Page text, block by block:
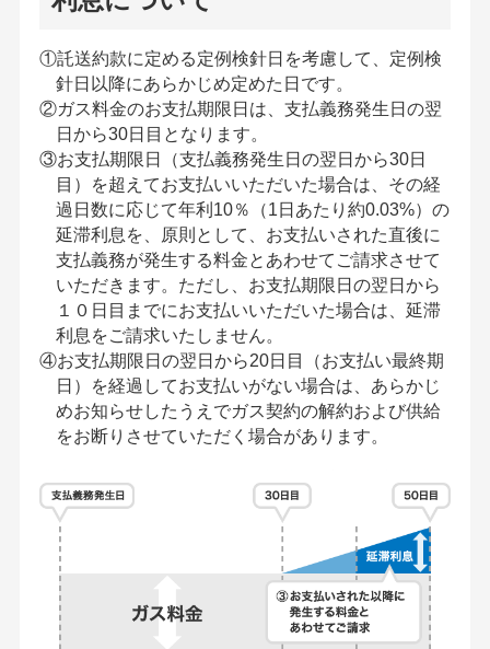
①託送約款に定める定例検針日を考慮して、定例検
針日以降にあらかじめ定めた日です。
②ガス料金のお支払期限日は、支払義務発生日の翌
日から30日目となります。
③お支払期限日（支払義務発生日の翌日から30日
目）を超えてお支払いいただいた場合は、その経
過日数に応じて年利10％（1日あたり約0.03%）の
延滞利息を、原則として、お支払いされた直後に
支払義務が発生する料金とあわせてご請求させて
いただきます。ただし、お支払期限日の翌日から
１０日目までにお支払いいただいた場合は、延滞
利息をご請求いたしません。
④お支払期限日の翌日から20日目（お支払い最終期
日）を経過してお支払いがない場合は、あらかじ
めお知らせしたうえでガス契約の解約および供給
をお断りさせていただく場合があります。